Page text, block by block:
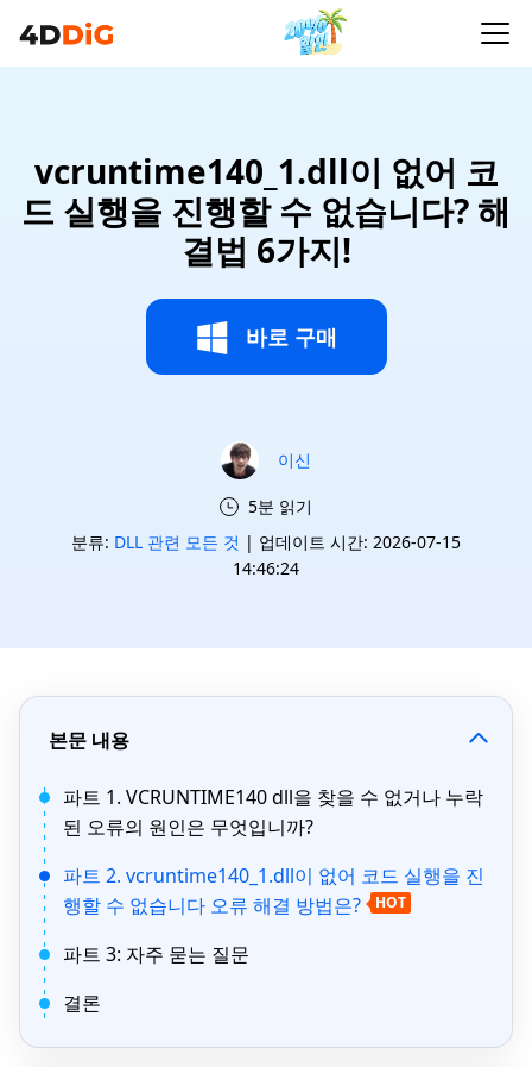
vcruntime140_1.dll이 없어 코
드 실행을 진행할 수 없습니다? 해
결법 6가지!
바로 구매
이신
5분 읽기
분류: DLL 관련 모든 것 | 업데이트 시간: 2026-07-15
14:46:24
본문 내용
파트 1. VCRUNTIME140 dll을 찾을 수 없거나 누락
된 오류의 원인은 무엇입니까?
파트 2. vcruntime140_1.dll이 없어 코드 실행을 진
행할 수 없습니다 오류 해결 방법은?
HOT
파트 3: 자주 묻는 질문
결론